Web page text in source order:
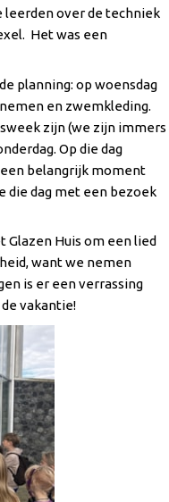
leerden over de techniek
Het was een
planning: op woensdag
en zwemkleding.
zijn (we zijn immers
Op die dag
belangrijk moment
die dag met een bezoek
Glazen Huis om een lied
want we nemen
is er een verrassing
vakantie!